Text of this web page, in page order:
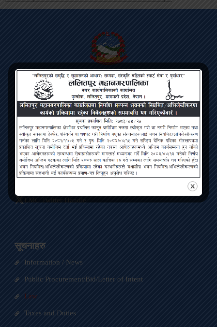
Lalitpur Metropolitan City
Bagmati Pradesh, Pulchowk, Lalitpur
Contact
ललितपुर महानगरपालिका, पुल्चोक, ललितपुर
info@lmc.gov.np
01-5422563
सूचनाहरु
Information / News
Public Procurement/Bid/Letter of Intent
Law
Taxes and Duties